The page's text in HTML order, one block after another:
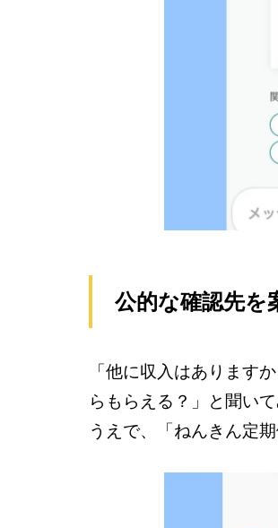
公的な確認先を
「他に収入はあります
らもらえる？」と聞い
うえで、「ねんきん定